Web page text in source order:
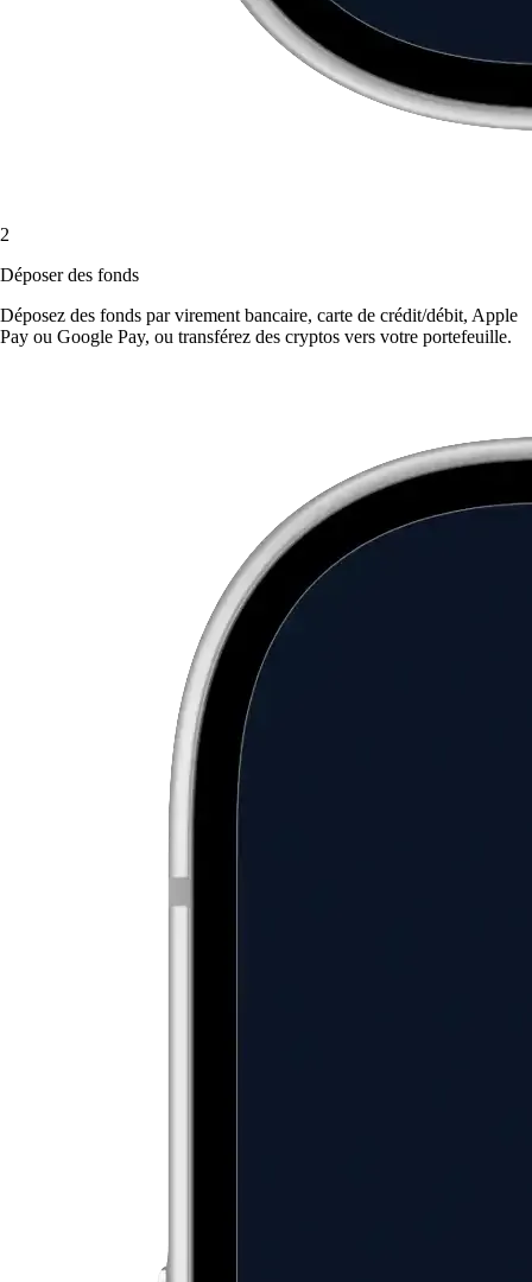
2
Déposer des fonds
Déposez des fonds par virement bancaire, carte de crédit/débit, Apple
Pay ou Google Pay, ou transférez des cryptos vers votre portefeuille.